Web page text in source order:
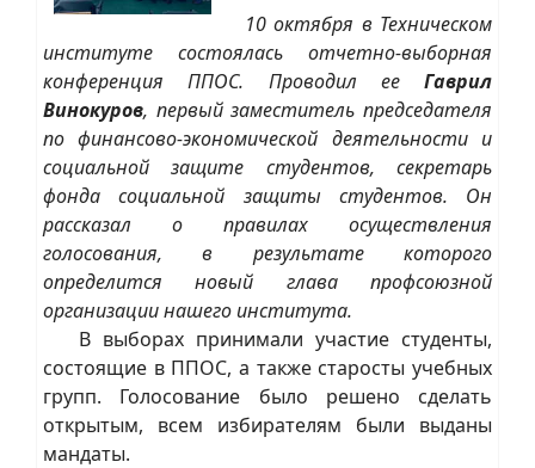
10 октября в Техническом
институте состоялась отчетно-выборная
конференция ППОС. Проводил ее Гаврил
Винокуров, первый заместитель председателя
по финансово-экономической деятельности и
социальной защите студентов, секретарь
фонда социальной защиты студентов. Он
рассказал о правилах осуществления
голосования, в результате которого
определится новый глава профсоюзной
организации нашего института.
В выборах принимали участие студенты,
состоящие в ППОС, а также старосты учебных
групп. Голосование было решено сделать
открытым, всем избирателям были выданы
мандаты.